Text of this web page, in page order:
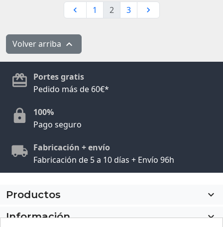
 1 2 3 
Volver arriba 
Portes gratis
Pedido más de 60€*
100%
Pago seguro
Fabricación + envío
Fabricación de 5 a 10 días + Envío 96h
Productos

Información
